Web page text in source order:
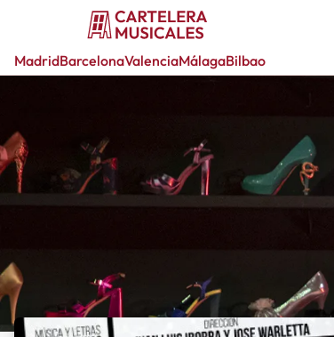
MadridBarcelonaValenciaMálagaBilbao